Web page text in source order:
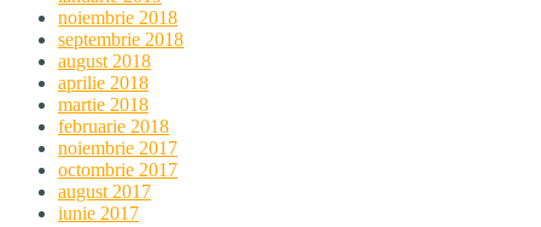
noiembrie 2018
septembrie 2018
august 2018
aprilie 2018
martie 2018
februarie 2018
noiembrie 2017
octombrie 2017
august 2017
iunie 2017